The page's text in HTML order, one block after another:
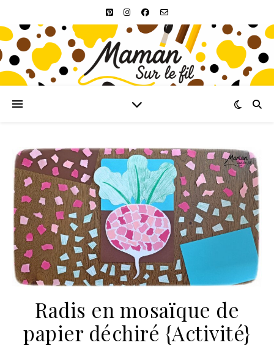
Radis en mosaïque de
papier déchiré {Activité}